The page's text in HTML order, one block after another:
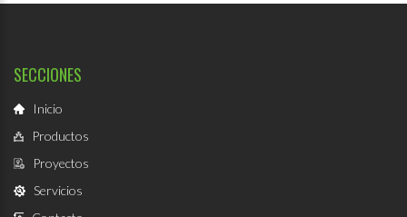
SECCIONES
Inicio
Productos
Proyectos
Servicios